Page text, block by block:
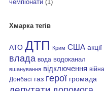
чемпіонати(1)
Хмарка тегів
АТО ДТП Крим США акції
влада вода водоканал
вшанування відключення
Донбасі газ герої громада